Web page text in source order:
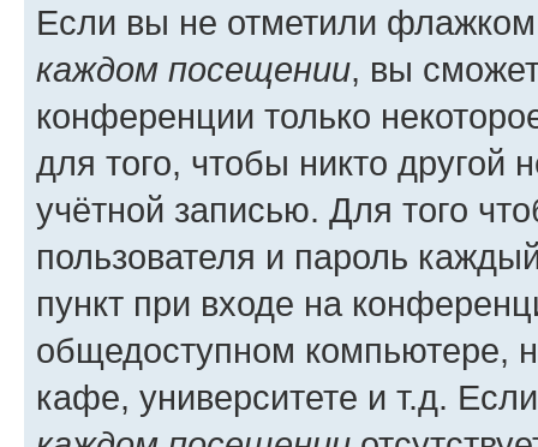
Если вы не отметили
каждом посещении, вы
конференции только
для того, чтобы никто другой
учётной записью. Для того
пользователя и пароль
пункт при входе на
общедоступном компьютере,
кафе, университете и т.д.